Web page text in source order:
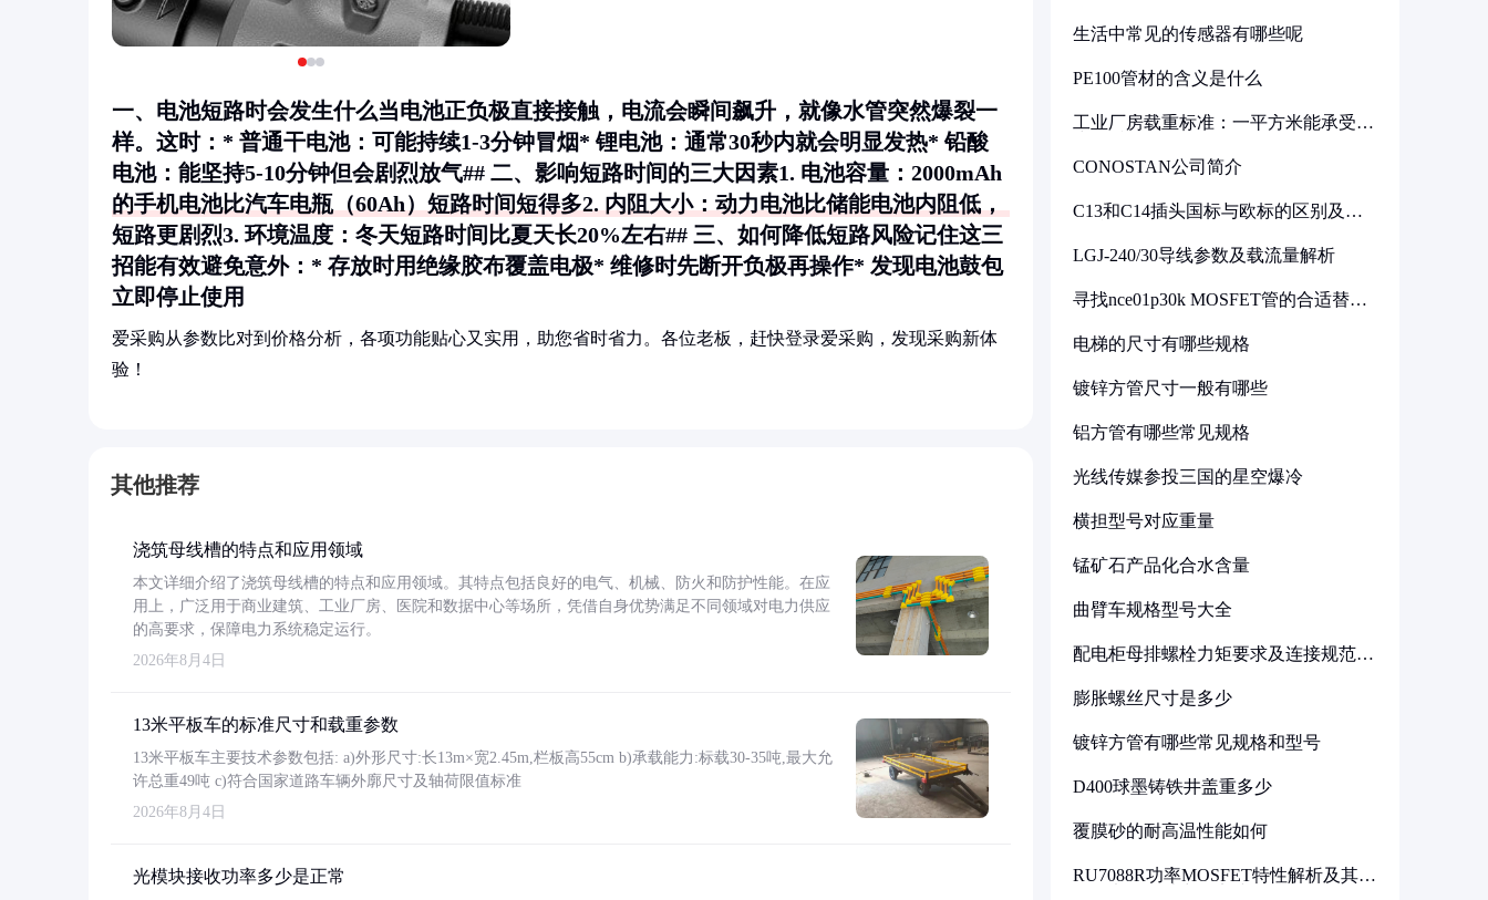
一、电池短路时会发生什么当电池正负极直接接触，电流会瞬间飙升，就像水管突然爆裂一
样。这时：* 普通干电池：可能持续1-3分钟冒烟* 锂电池：通常30秒内就会明显发热* 铅酸
电池：能坚持5-10分钟但会剧烈放气## 二、影响短路时间的三大因素1. 电池容量 ：2000mAh
的手机电池比汽车电瓶（60Ah）短路时间短得多2. 内阻大小：动力电池比储能电池内阻低，
短路更剧烈3.环境温度 ：冬天短路时间比夏天长20%左右## 三、如何降低短路风险记住这三
招能有效避免意外：* 存放时用绝缘胶布覆盖电极* 维修时先断开负极再操作* 发现电池鼓包
立即停止使用
爱采购从参数比对到价格分析，各项功能贴心又实用，助您省时省力。各位老板，赶快登录爱采购，发现采购新体
验！
其他推荐
浇筑母线槽的特点和应用领域
本文详细介绍了浇筑母线槽的特点和应用领域。其特点包括良好的电气、机械、防火和防护性能。在应
用上，广泛用于商业建筑、工业厂房、医院和数据中心等场所，凭借自身优势满足不同领域对电力供应
的高要求，保障电力系统稳定运行。
2026年8月4日
13米平板车的标准尺寸和载重参数
13米平板车主要技术参数包括: a)外形尺寸:长13m×宽2.45m,栏板高55cm b)承载能力:标载30-35吨,最大允
许总重49吨 c)符合国家道路车辆外廓尺寸及轴荷限值标准
2026年8月4日
光模块接收功率多少是正常
生活中常见的传感器有哪些呢
PE100管材的含义是什么
工业厂房载重标准：一平方米能承受多
CONOSTAN公司简介
C13和C14插头国标与欧标的区别及其
LGJ-240/30导线参数及载流量解析
寻找nce01p30k MOSFET管的合适替代
电梯的尺寸有哪些规格
镀锌方管尺寸一般有哪些
铝方管有哪些常见规格
光线传媒参投三国的星空爆冷
横担型号对应重量
锰矿石产品化合水含量
曲臂车规格型号大全
配电柜母排螺栓力矩要求及连接规范详
膨胀螺丝尺寸是多少
镀锌方管有哪些常见规格和型号
D400球墨铸铁井盖重多少
覆膜砂的耐高温性能如何
RU7088R功率MOSFET特性解析及其在